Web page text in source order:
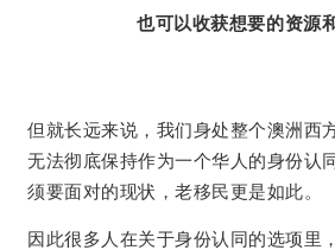
也可以收获想要的资源
但就长远来说，我们身处整个澳洲西
无法彻底保持作为一个华人的身份认
须要面对的现状，老移民更是如此。
因此很多人在关于身份认同的选项里